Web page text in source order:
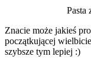
Pasta
Znacie może jakieś
początkującej
szybsze tym lepiej :)